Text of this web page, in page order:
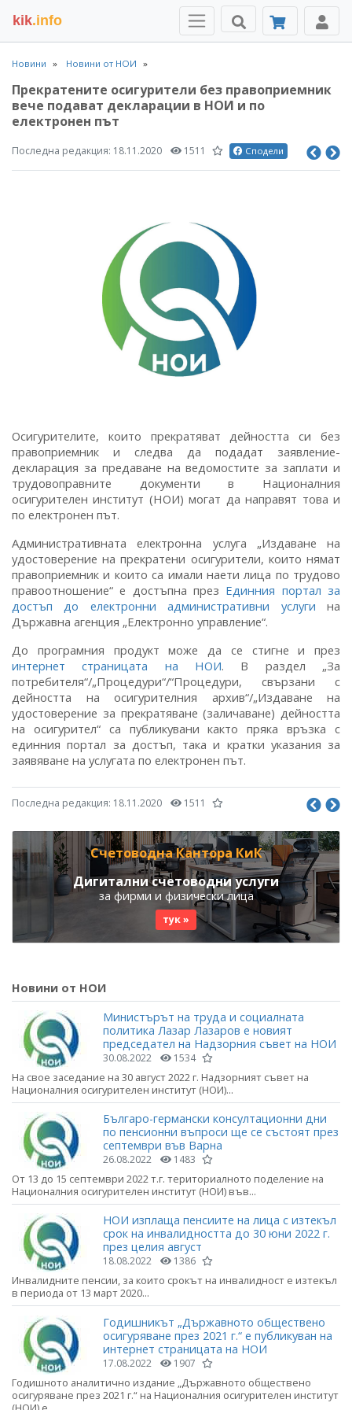
kik.info
Новини Новини от НОИ
Прекратените осигурители без правоприемник
вече подават декларации в НОИ и по
електронен път
Последна редакция: 18.11.2020 1511 Сподели
Осигурителите, които прекратяват дейността си без
правоприемник и следва да подадат заявление-
декларация за предаване на ведомостите за заплати и
трудовоправните документи в Националния
осигурителен институт (НОИ) могат да направят това и
по електронен път.
Административната електронна услуга „Издаване на
удостоверение на прекратени осигурители, които нямат
правоприемник и които са имали наети лица по трудово
правоотношение“ е достъпна през Единния портал за
достъп до електронни административни услуги на
Държавна агенция „Електронно управление“.
До програмния продукт може да се стигне и през
интернет страницата на НОИ. В раздел „За
потребителя“/„Процедури“/“Процедури, свързани с
дейността на осигурителния архив“/„Издаване на
удостоверение за прекратяване (заличаване) дейността
на осигурител“ са публикувани както пряка връзка с
единния портал за достъп, така и кратки указания за
заявяване на услугата по електронен път.
Последна редакция: 18.11.2020 1511
Счетоводна Кантора КиК
Дигитални счетоводни услуги
за фирми и физически лица
тук »
Новини от НОИ
Министърът на труда и социалната
политика Лазар Лазаров е новият
председател на Надзорния съвет на НОИ
30.08.2022 1534
На свое заседание на 30 август 2022 г. Надзорният съвет на
Националния осигурителен институт (НОИ)...
Българо-германски консултационни дни
по пенсионни въпроси ще се състоят през
септември във Варна
26.08.2022 1483
От 13 до 15 септември 2022 т.г. териториалното поделение на
Националния осигурителен институт (НОИ) във...
НОИ изплаща пенсиите на лица с изтекъл
срок на инвалидността до 30 юни 2022 г.
през целия август
18.08.2022 1386
Инвалидните пенсии, за които срокът на инвалидност е изтекъл
в периода от 13 март 2020...
Годишникът „Държавното обществено
осигуряване през 2021 г.“ е публикуван на
интернет страницата на НОИ
17.08.2022 1907
Годишното аналитично издание „Държавното обществено
осигуряване през 2021 г.“ на Националния осигурителен институт